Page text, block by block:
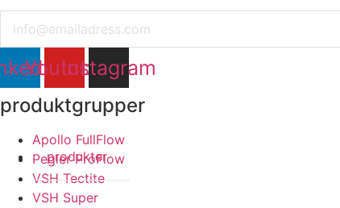
produkter
Youtube
Instagram
produktgrupper
Apollo FullFlow
Pegler ProFlow
VSH Tectite
VSH Super